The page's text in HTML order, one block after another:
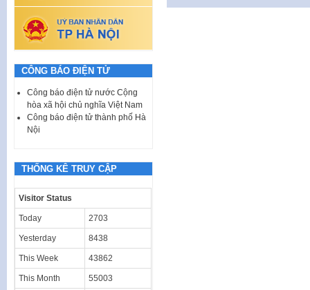
CÔNG BÁO ĐIỆN TỬ
Công báo điện tử nước Cộng
hòa xã hội chủ nghĩa Việt Nam
Công báo điện tử thành phố Hà
Nội
THỐNG KÊ TRUY CẬP
Visitor Status
Today 2703
Yesterday 8438
This Week 43862
This Month 55003